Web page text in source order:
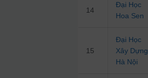
14
Đại Học
Hoa Sen
15
Đại Học
Xây Dựng
Hà Nội